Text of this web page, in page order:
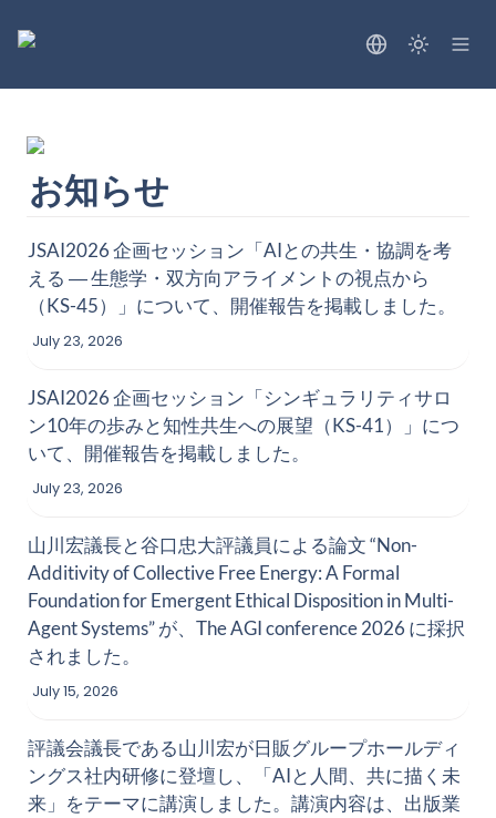
お知らせ
JSAI2026 企画セッション 「AIとの共生・協調を考
える ― 生態学・双方向アライメントの視点から
（KS-45）」 について、開催報告を掲載しました。
July 23, 2026
JSAI2026 企画セッション 「シンギュラリティサロ
ン10年の歩みと知性共生への展望（KS-41）」 につ
いて、開催報告を掲載しました。
July 23, 2026
山川宏議長と谷口忠大評議員による論文 “Non-
Additivity of Collective Free Energy: A Formal
Foundation for Emergent Ethical Disposition in Multi-
Agent Systems” が、 The AGI conference 2026 に採択
されました。
July 15, 2026
評議会議長である山川宏が日販グループホールディ
ングス社内研修に登壇し、「AIと人間、共に描く未
来」をテーマに講演しました。講演内容は、出版業